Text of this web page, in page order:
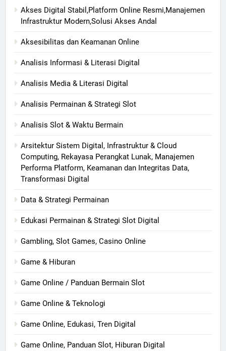
Akses Digital Stabil,Platform Online Resmi,Manajemen
Infrastruktur Modern,Solusi Akses Andal
Aksesibilitas dan Keamanan Online
Analisis Informasi & Literasi Digital
Analisis Media & Literasi Digital
Analisis Permainan & Strategi Slot
Analisis Slot & Waktu Bermain
Arsitektur Sistem Digital, Infrastruktur & Cloud
Computing, Rekayasa Perangkat Lunak, Manajemen
Performa Platform, Keamanan dan Integritas Data,
Transformasi Digital
Data & Strategi Permainan
Edukasi Permainan & Strategi Slot Digital
Gambling, Slot Games, Casino Online
Game & Hiburan
Game Online / Panduan Bermain Slot
Game Online & Teknologi
Game Online, Edukasi, Tren Digital
Game Online, Panduan Slot, Hiburan Digital